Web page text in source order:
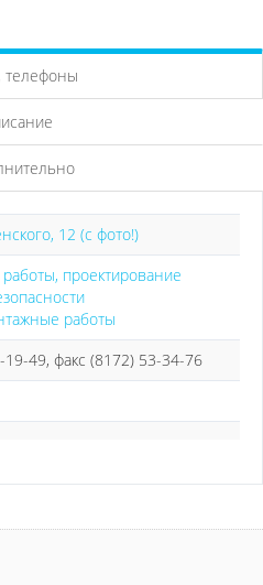
телефоны
12 (с фото!)
проектирование
работы
19-49, факс (8172) 53-34-76